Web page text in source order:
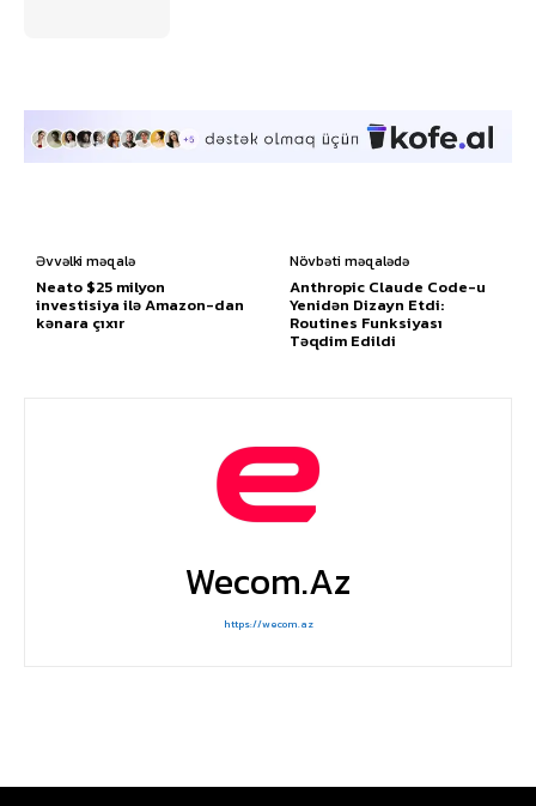
Əvvəlki məqalə
Neato $25 milyon
investisiya ilə Amazon-dan
kənara çıxır
Növbəti məqalədə
Anthropic Claude Code-u
Yenidən Dizayn Etdi:
Routines Funksiyası
Təqdim Edildi
Wecom.az
https://wecom.az